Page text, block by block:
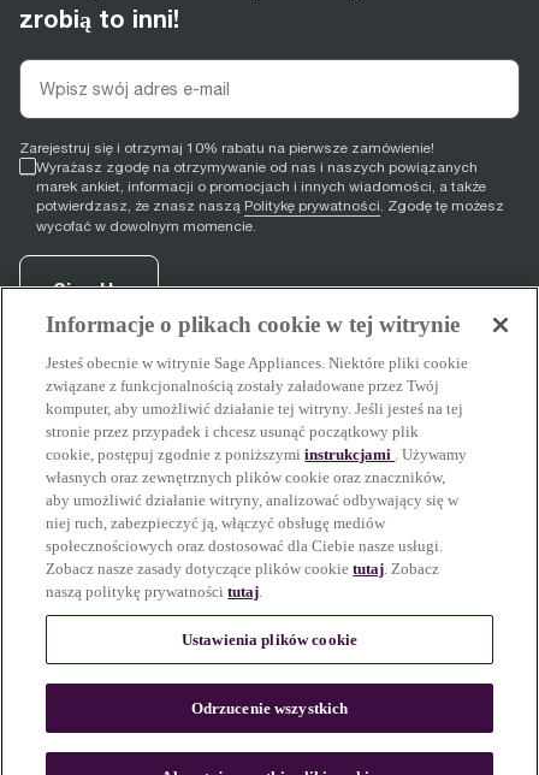
zrobią to inni!
Zarejestruj się i otrzymaj 10% rabatu na pierwsze zamówienie!
Wyrażasz zgodę na otrzymywanie od nas i naszych powiązanych
marek ankiet, informacji o promocjach i innych wiadomości, a także
potwierdzasz, że znasz naszą Politykę prywatności. Zgodę tę możesz
wycofać w dowolnym momencie.
Sign Up
facebook
opens in new tab)
youtube
(opens in new tab)
instagram
(opens in new tab)
Pomoc techniczna
Dowiedz się więcej
Niektóre treści na tej stronie zostały stworzone lub udoskonalone z
pomocą AI. Obrazy naszych produktów oraz jedzenia i kawy
odzwierciedlają rzeczywiste rezultaty.
Informacje o plikach cookie w tej witrynie
Jesteś obecnie w witrynie Sage Appliances. Niektóre pliki cookie
związane z funkcjonalnością zostały załadowane przez Twój
komputer, aby umożliwić działanie tej witryny. Jeśli jesteś na tej
stronie przez przypadek i chcesz usunąć początkowy plik
cookie, postępuj zgodnie z poniższymiinstrukcjami . Używamy
własnych oraz zewnętrznych plików cookie oraz znaczników,
aby umożliwić działanie witryny, analizować odbywający się w
niej ruch, zabezpieczyć ją, włączyć obsługę mediów
społecznościowych oraz dostosować dla Ciebie nasze usługi.
Zobacz nasze zasady dotyczące plików cookietutaj. Zobacz
naszą politykę prywatnościtutaj.
Ustawienia plików cookie
Odrzucenie wszystkich